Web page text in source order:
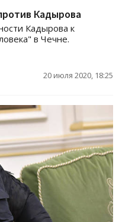
Кадырова
Кадырова к
в Чечне.
20 июля 2020, 18:25